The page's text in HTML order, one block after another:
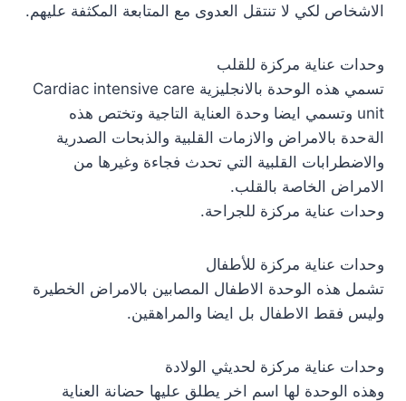
الاشخاص لكي لا تنتقل العدوى مع المتابعة المكثفة عليهم.
وحدات عناية مركزة للقلب
تسمي هذه الوحدة بالانجليزية Cardiac intensive care
unit وتسمي ايضا وحدة العناية التاجية وتختص هذه
الةحدة بالامراض والازمات القلبية والذبحات الصدرية
والاضطرابات القلبية التي تحدث فجاءة وغيرها من
الامراض الخاصة بالقلب.
وحدات عناية مركزة للجراحة.
وحدات عناية مركزة للأطفال
تشمل هذه الوحدة الاطفال المصابين بالامراض الخطيرة
وليس فقط الاطفال بل ايضا والمراهقين.
وحدات عناية مركزة لحديثي الولادة
وهذه الوحدة لها اسم اخر يطلق عليها حضانة العناية